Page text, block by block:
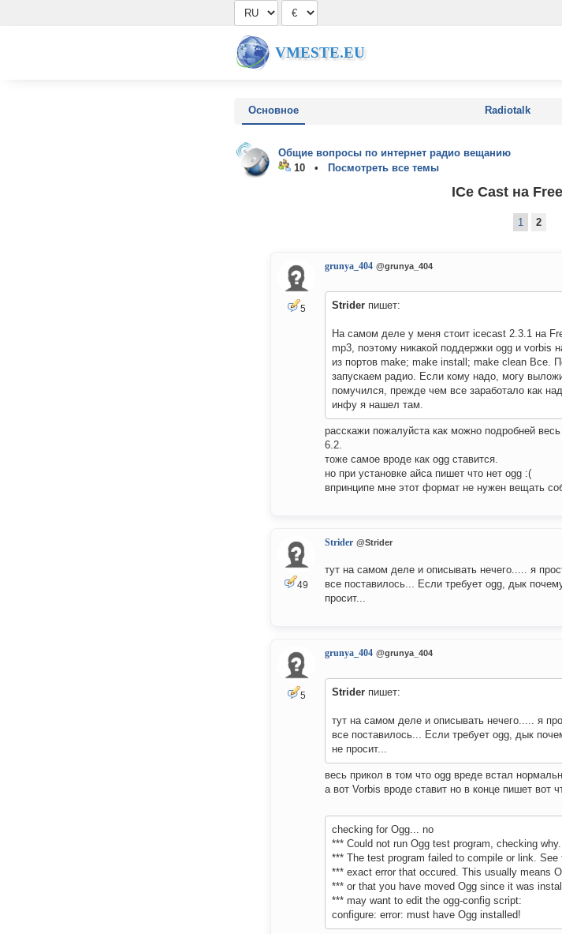
VMESTE.EU
Основное Radiotalk
Общие вопросы по интернет радио вещанию
10 •
Посмотреть все темы
ICe Cast на
1 2
5
grunya_404 @grunya_404
Strider пишет:
На самом деле у меня стоит icecast 2.3.1 на
mp3, поэтому никакой поддержки ogg и vorbis
из портов make; make install; make clean Все.
запускаем радио. Если кому надо, могу
помучился, прежде чем все заработало как
инфу я нашел там.
расскажи пожалуйста как можно подробней
6.2.
тоже самое вроде как ogg ставится.
но при установке айса пишет что нет ogg :(
впринципе мне этот формат не нужен вещать
49
Strider @Strider
тут на самом деле и описывать нечего..... я
все поставилось... Если требует ogg, дык
просит...
5
grunya_404 @grunya_404
Strider пишет:
тут на самом деле и описывать нечего..... я
все поставилось... Если требует ogg, дык
не просит...
весь прикол в том что ogg вреде встал
а вот Vorbis вроде ставит но в конце пишет вот
checking for Ogg... no
*** Could not run Ogg test program, checking
*** The test program failed to compile or link.
*** exact error that occured. This usually means
*** or that you have moved Ogg since it was
*** may want to edit the ogg-config script:
configure: error: must have Ogg installed!